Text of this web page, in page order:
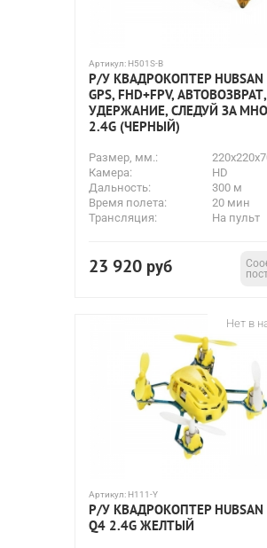
Артикул: H501S-B
Р/У КВАДРОКОПТЕР HUBSAN
GPS, FHD+FPV, АВТОВОЗВРАТ,
УДЕРЖАНИЕ, СЛЕДУЙ ЗА
2.4G (ЧЕРНЫЙ)
Размер, мм.:
Камера:
HD
Дальность:
300 м
Время полета:
20 мин
Трансляция:
На пульт
23 920 руб
Нет в
Артикул: H111-Y
Р/У КВАДРОКОПТЕР HUBSAN
Q4 2.4G ЖЕЛТЫЙ